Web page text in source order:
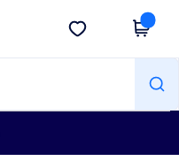
Descargar app